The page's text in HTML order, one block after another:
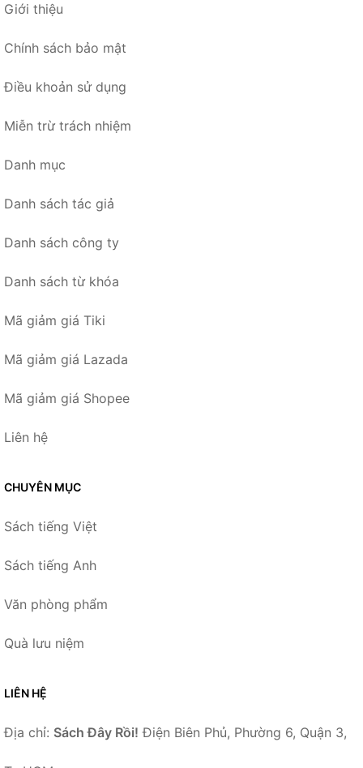
Giới thiệu
Chính sách bảo mật
Điều khoản sử dụng
Miễn trừ trách nhiệm
Danh mục
Danh sách tác giả
Danh sách công ty
Danh sách từ khóa
Mã giảm giá Tiki
Mã giảm giá Lazada
Mã giảm giá Shopee
Liên hệ
CHUYÊN MỤC
Sách tiếng Việt
Sách tiếng Anh
Văn phòng phẩm
Quà lưu niệm
LIÊN HỆ
Địa chỉ: Sách Đây Rồi! Điện Biên Phủ, Phường 6, Quận 3,